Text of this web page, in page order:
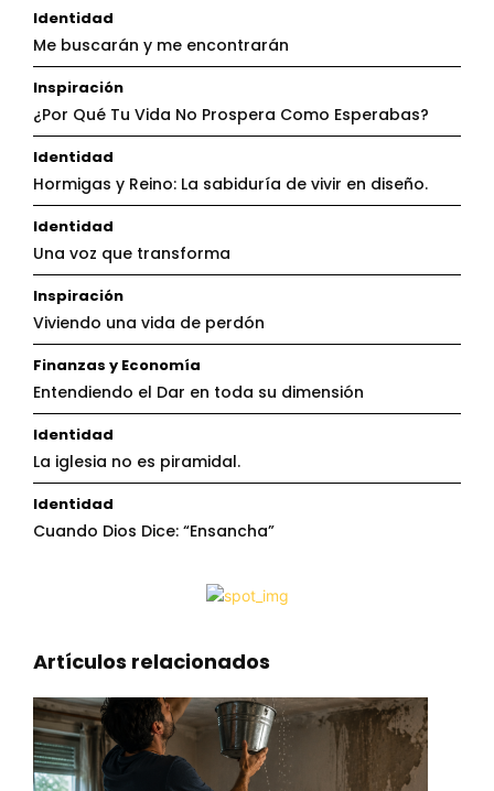
Identidad
Me buscarán y me encontrarán
Inspiración
¿Por Qué Tu Vida No Prospera Como Esperabas?
Identidad
Hormigas y Reino: La sabiduría de vivir en diseño.
Identidad
Una voz que transforma
Inspiración
Viviendo una vida de perdón
Finanzas y Economía
Entendiendo el Dar en toda su dimensión
Identidad
La iglesia no es piramidal.
Identidad
Cuando Dios Dice: “Ensancha”
Artículos relacionados